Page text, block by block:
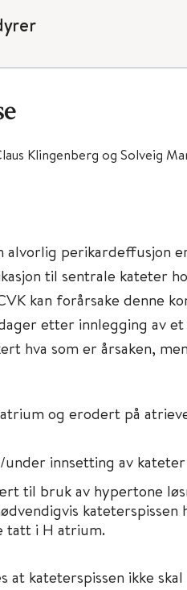
Klingenberg og Solveig
perikardeffusjon
til sentrale kateter
kan forårsake denne
etter innlegging av
hva som er årsaken,
og erodert på
innsetting av kateter
til bruk av hypertone
kateterspissen
tatt i H atrium.
at kateterspissen ikke